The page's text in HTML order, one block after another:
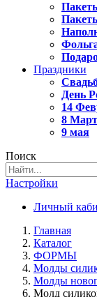
Праздники
День
14
8
9 мая
Поиск
Настройки
Личный
Главная
Каталог
ФОРМЫ
Молды
Молды
Молд